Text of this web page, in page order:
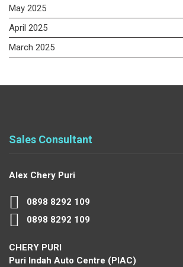
May 2025
April 2025
March 2025
Sales Consultant
Alex Chery Puri
0898 8292 109
0898 8292 109
CHERY PURI
Puri Indah Auto Centre (PIAC)